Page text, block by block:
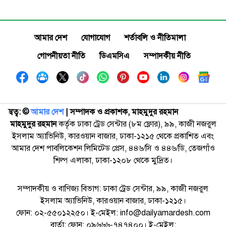
আমার দেশ যোগাযোগ
শর্তাবলি ও নীতিমালা
গোপনীয়তা নীতি
ডিএমসিএ সম্পাদকীয় নীতি
স্বত্ব: ©️আমার দেশ| সম্পাদক ও প্রকাশক, মাহমুদুর রহমান
মাহমুদুর রহমানকর্তৃক ঢাকা ট্রেড সেন্টার (৮ম ফ্লোর), ৯৯, কাজী নজরুল
ইসলাম অ্যাভিনিউ, কারওয়ান বাজার, ঢাকা-১২১৫ থেকে প্রকাশিত এবং
আমার দেশ পাবলিকেশন লিমিটেড প্রেস, ৪৪৬/সি ও ৪৪৬/ডি, তেজগাঁও
শিল্প এলাকা, ঢাকা-১২০৮ থেকে মুদ্রিত।
সম্পাদকীয় ও বাণিজ্য বিভাগ: ঢাকা ট্রেড সেন্টার, ৯৯, কাজী নজরুল
ইসলাম অ্যাভিনিউ, কারওয়ান বাজার, ঢাকা-১২১৫।
ফোন: ০২-৫৫০১২২৫০। ই-মেইল: info@dailyamardesh.com
বার্তা: ফোন: ০৯৬৬৬-৭৪৭৪০০। ই-মেইল: